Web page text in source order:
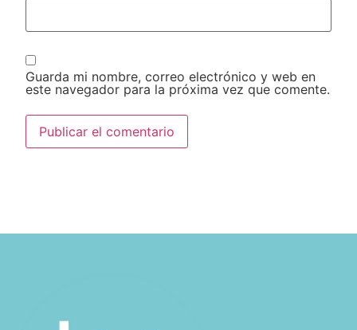
Guarda mi nombre, correo electrónico y web en
este navegador para la próxima vez que comente.